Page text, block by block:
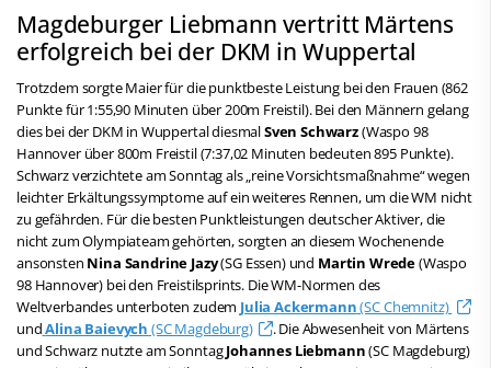
Magdeburger Liebmann vertritt Märtens
erfolgreich bei der DKM in Wuppertal
Trotzdem sorgte Maier für die punktbeste Leistung bei den Frauen (862
Punkte für 1:55,90 Minuten über 200m Freistil). Bei den Männern gelang
dies bei der DKM in Wuppertal diesmalSven Schwarz(Waspo 98
Hannover über 800m Freistil (7:37,02 Minuten bedeuten 895 Punkte).
Schwarz verzichtete am Sonntag als „reine Vorsichtsmaßnahme“ wegen
leichter Erkältungssymptome auf ein weiteres Rennen, um die WM nicht
zu gefährden. Für die besten Punktleistungen deutscher Aktiver, die
nicht zum Olympiateam gehörten, sorgten an diesem Wochenende
ansonsten Nina Sandrine Jazy(SG Essen) und Martin Wrede(Waspo
98 Hannover) bei den Freistilsprints. Die WM-Normen des
Weltverbandes unterboten zudem Julia Ackermann(SC Chemnitz)
undAlina Baievych (SC Magdeburg)
. Die Abwesenheit von Märtens
und Schwarz nutzte am SonntagJohannes Liebmann(SC Magdeburg)